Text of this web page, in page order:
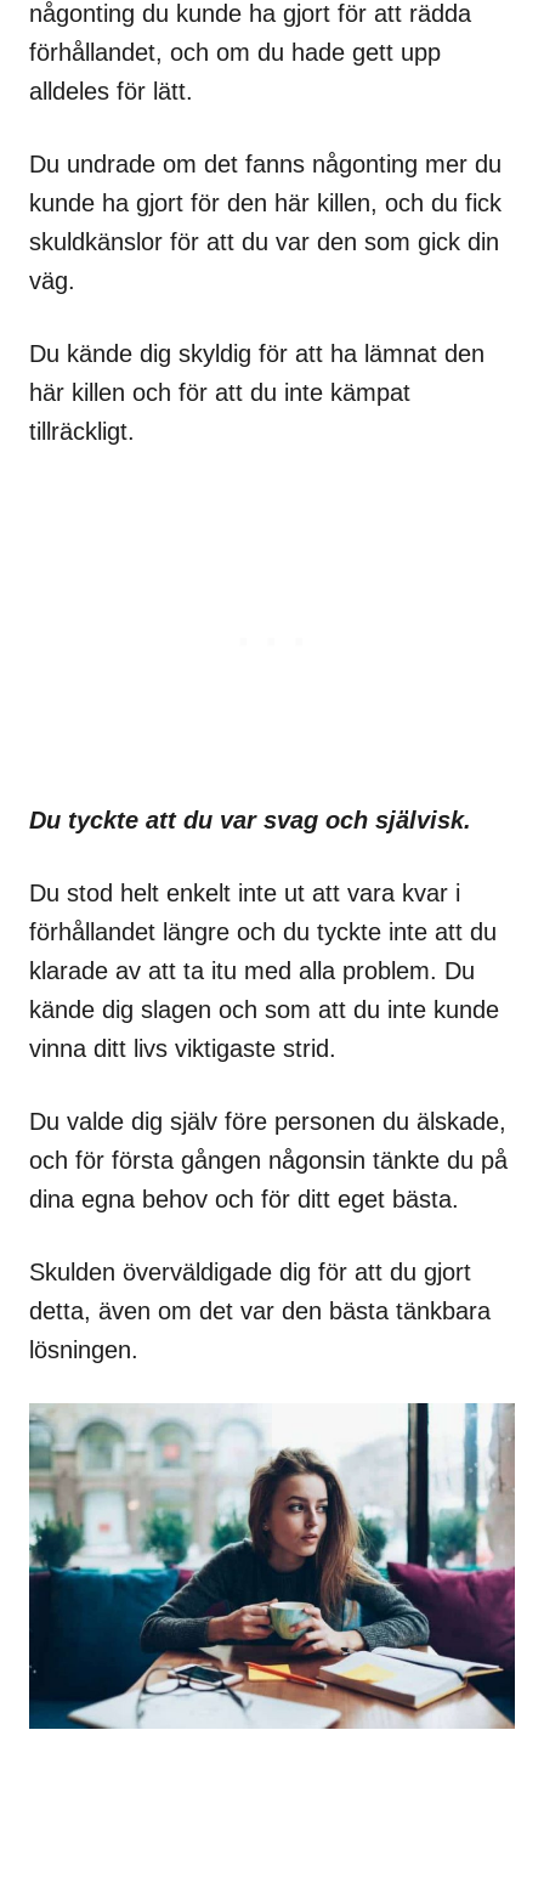
någonting du kunde ha gjort för att rädda
förhållandet, och om du hade gett upp
alldeles för lätt.
Du undrade om det fanns någonting mer du
kunde ha gjort för den här killen, och du fick
skuldkänslor för att du var den som gick din
väg.
Du kände dig skyldig för att ha lämnat den
här killen och för att du inte kämpat
tillräckligt.
Du tyckte att du var svag och självisk.
Du stod helt enkelt inte ut att vara kvar i
förhållandet längre och du tyckte inte att du
klarade av att ta itu med alla problem. Du
kände dig slagen och som att du inte kunde
vinna ditt livs viktigaste strid.
Du valde dig själv före personen du älskade,
och för första gången någonsin tänkte du på
dina egna behov och för ditt eget bästa.
Skulden överväldigade dig för att du gjort
detta, även om det var den bästa tänkbara
lösningen.